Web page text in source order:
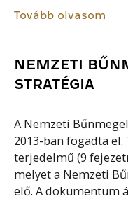
Tovább olvasom
NEMZETI
STRATÉGIA
A Nemzeti
2013-ban fogadta
terjedelmű (9
melyet a Nemzeti
elő. A dokumentum